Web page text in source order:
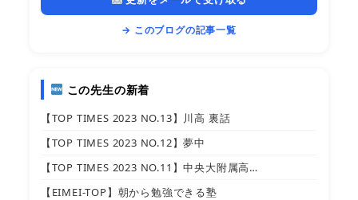
→ このブログの記事一覧
この先生の新着
【TOP TIMES 2023 NO.13】川高 裏話
【TOP TIMES 2023 NO.12】夢中
【TOP TIMES 2023 NO.11】中央大附属高…
【EIMEI-TOP】朝から勉強できる塾